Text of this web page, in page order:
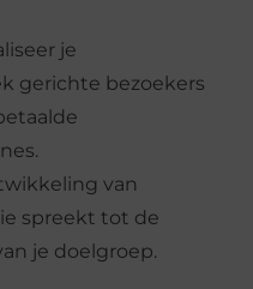
je
gerichte bezoekers
van
spreekt tot de
je doelgroep.